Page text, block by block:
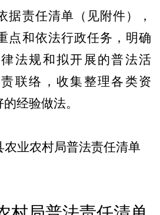
据责任清单 （ 见附件），
点和依法行政任务，明确
法规和拟开展的普法活
联络，收集整理各类资
经验做法。
农业农村局普法责任清单